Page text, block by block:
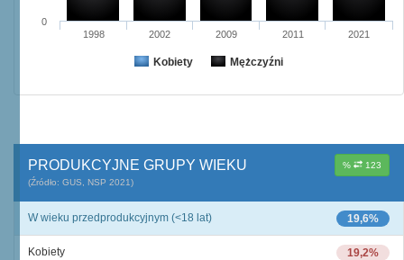
Kobiety Mężczyźni
1998 2002 2009 2011 2021
0
% 123
PRODUKCYJNE GRUPY WIEKU
(Źródło: GUS, NSP 2021)
19,6%
W wieku przedprodukcyjnym (<18 lat)
19,2%
Kobiety